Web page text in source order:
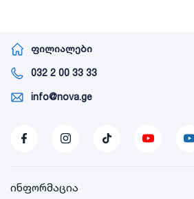
ფილიალები
032 2 00 33 33
info@nova.ge
ინფორმაცია